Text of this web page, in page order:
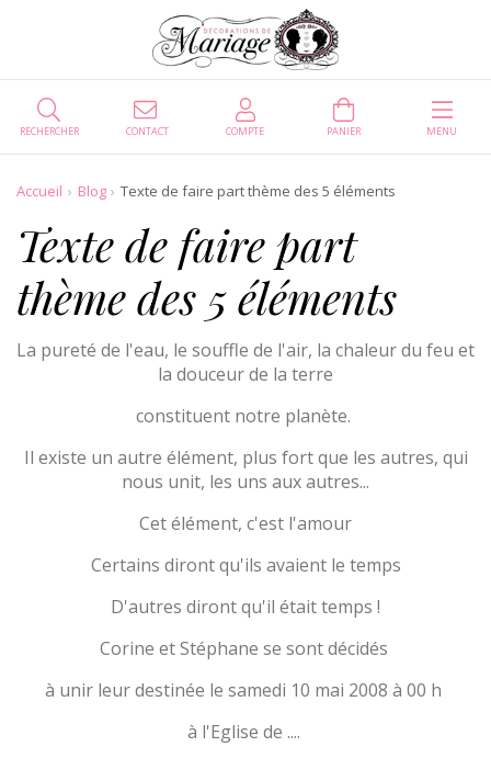
CONTACT
RECHERCHER COMPTE PANIER MENU
Accueil Blog Texte de faire part thème des 5 éléments
Texte de faire part
thème des 5 éléments
La pureté de l'eau, le souffle de l'air, la chaleur du feu et
la douceur de la terre
constituent notre planète.
Il existe un autre élément, plus fort que les autres, qui
nous unit, les uns aux autres...
Cet élément, c'est l'amour
Certains diront qu'ils avaient le temps
D'autres diront qu'il était temps !
Corine et Stéphane se sont décidés
à unir leur destinée le samedi 10 mai 2008 à 00 h
à l'Eglise de ....